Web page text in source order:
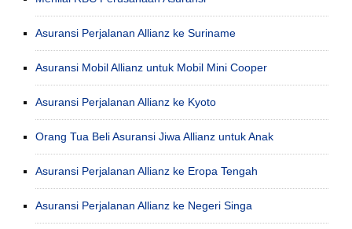
Asuransi Perjalanan Allianz ke Suriname
Asuransi Mobil Allianz untuk Mobil Mini Cooper
Asuransi Perjalanan Allianz ke Kyoto
Orang Tua Beli Asuransi Jiwa Allianz untuk Anak
Asuransi Perjalanan Allianz ke Eropa Tengah
Asuransi Perjalanan Allianz ke Negeri Singa